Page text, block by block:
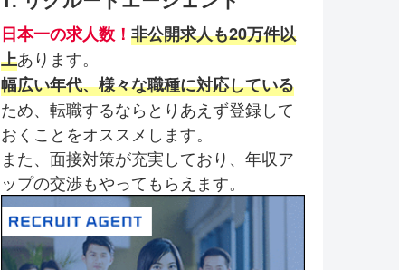
日本一の求人数！ 非公開求人も20万件以
上あります。
幅広い年代、様々な職種に対応している
ため、転職するならとりあえず登録して
おくことをオススメします。
また、面接対策が充実しており、年収ア
ップの交渉もやってもらえます。